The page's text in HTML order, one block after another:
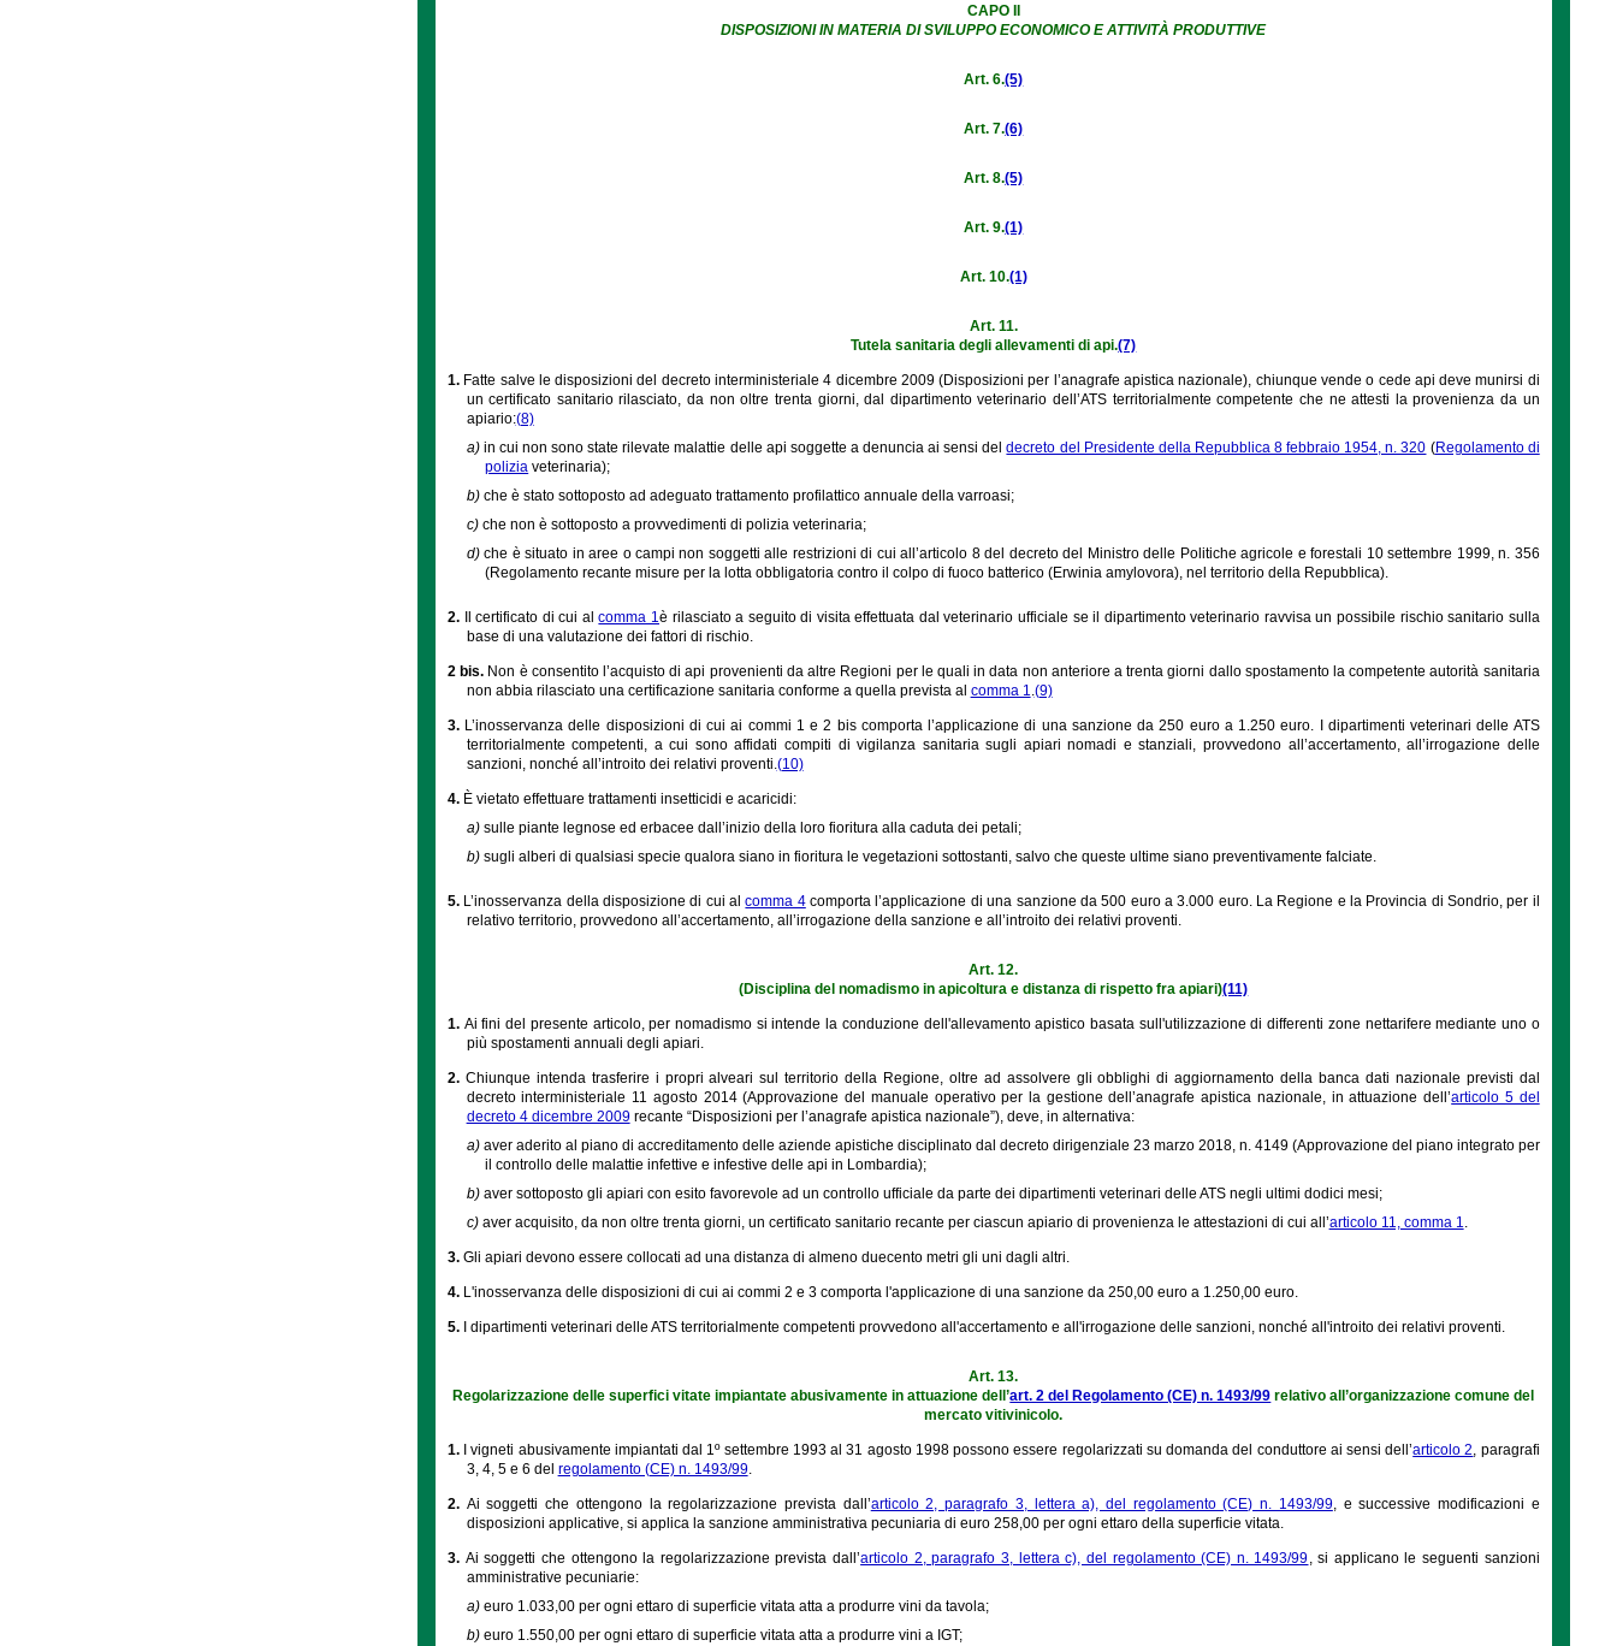
CAPO II
DISPOSIZIONI IN MATERIA DI SVILUPPO ECONOMICO E ATTIVITÀ PRODUTTIVE
Art. 6.(5)
Art. 7.(6)
Art. 8.(5)
Art. 9.(1)
Art. 10.(1)
Art. 11.
Tutela sanitaria degli allevamenti di api.(7)
1. Fatte salve le disposizioni del decreto interministeriale 4 dicembre 2009 (Disposizioni per l’anagrafe apistica nazionale), chiunque vende o cede api deve munirsi di
un certificato sanitario rilasciato, da non oltre trenta giorni, dal dipartimento veterinario dell’ATS territorialmente competente che ne attesti la provenienza da un
apiario:(8)
a) in cui non sono state rilevate malattie delle api soggette a denuncia ai sensi deldecreto del Presidente della Repubblica 8 febbraio 1954, n. 320 (Regolamento di
polizia veterinaria);
b) che è stato sottoposto ad adeguato trattamento profilattico annuale della varroasi;
c) che non è sottoposto a provvedimenti di polizia veterinaria;
d)che è situato in aree o campi non soggetti alle restrizioni di cui all’articolo 8 del decreto del Ministro delle Politiche agricole e forestali 10 settembre 1999, n. 356
(Regolamento recante misure per la lotta obbligatoria contro il colpo di fuoco batterico (Erwinia amylovora), nel territorio della Repubblica).
2. Il certificato di cui alcomma 1è rilasciato a seguito di visita effettuata dal veterinario ufficiale se il dipartimento veterinario ravvisa un possibile rischio sanitario sulla
base di una valutazione dei fattori di rischio.
2 bis. Non è consentito l’acquisto di api provenienti da altre Regioni per le quali in data non anteriore a trenta giorni dallo spostamento la competente autorità sanitaria
non abbia rilasciato una certificazione sanitaria conforme a quella prevista al comma 1.(9)
3. L’inosservanza delle disposizioni di cui ai commi 1 e 2 bis comporta l’applicazione di una sanzione da 250 euro a 1.250 euro. I dipartimenti veterinari delle ATS
territorialmente competenti, a cui sono affidati compiti di vigilanza sanitaria sugli apiari nomadi e stanziali, provvedono all’accertamento, all’irrogazione delle
sanzioni, nonché all’introito dei relativi proventi.(10)
4. È vietato effettuare trattamenti insetticidi e acaricidi:
a) sulle piante legnose ed erbacee dall’inizio della loro fioritura alla caduta dei petali;
b) sugli alberi di qualsiasi specie qualora siano in fioritura le vegetazioni sottostanti, salvo che queste ultime siano preventivamente falciate.
5. L’inosservanza della disposizione di cui alcomma 4comporta l’applicazione di una sanzione da 500 euro a 3.000 euro. La Regione e la Provincia di Sondrio, per il
relativo territorio, provvedono all’accertamento, all’irrogazione della sanzione e all’introito dei relativi proventi.
Art. 12.
(Disciplina del nomadismo in apicoltura e distanza di rispetto fra apiari)(11)
1. Ai fini del presente articolo, per nomadismo si intende la conduzione dell'allevamento apistico basata sull'utilizzazione di differenti zone nettarifere mediante uno o
più spostamenti annuali degli apiari.
2. Chiunque intenda trasferire i propri alveari sul territorio della Regione, oltre ad assolvere gli obblighi di aggiornamento della banca dati nazionale previsti dal
decreto interministeriale 11 agosto 2014 (Approvazione del manuale operativo per la gestione dell’anagrafe apistica nazionale, in attuazione dell’articolo 5 del
decreto 4 dicembre 2009recante “Disposizioni per l’anagrafe apistica nazionale”), deve, in alternativa:
a) aver aderito al piano di accreditamento delle aziende apistiche disciplinato dal decreto dirigenziale 23 marzo 2018, n. 4149 (Approvazione del piano integrato per
il controllo delle malattie infettive e infestive delle api in Lombardia);
b) aver sottoposto gli apiari con esito favorevole ad un controllo ufficiale da parte dei dipartimenti veterinari delle ATS negli ultimi dodici mesi;
c) aver acquisito, da non oltre trenta giorni, un certificato sanitario recante per ciascun apiario di provenienza le attestazioni di cui all’articolo 11, comma 1.
3. Gli apiari devono essere collocati ad una distanza di almeno duecento metri gli uni dagli altri.
4. L'inosservanza delle disposizioni di cui ai commi 2 e 3 comporta l'applicazione di una sanzione da 250,00 euro a 1.250,00 euro.
5. I dipartimenti veterinari delle ATS territorialmente competenti provvedono all'accertamento e all'irrogazione delle sanzioni, nonché all'introito dei relativi proventi.
Art. 13.
Regolarizzazione delle superfici vitate impiantate abusivamente in attuazione dell’art. 2 del Regolamento (CE) n. 1493/99 relativo all’organizzazione comune del
mercato vitivinicolo.
1. I vigneti abusivamente impiantati dal 1º settembre 1993 al 31 agosto 1998 possono essere regolarizzati su domanda del conduttore ai sensi dell’articolo 2, paragrafi
3, 4, 5 e 6 del regolamento (CE) n. 1493/99.
2. Ai soggetti che ottengono la regolarizzazione prevista dall’articolo 2, paragrafo 3, lettera a), del regolamento (CE) n. 1493/99, e successive modificazioni e
disposizioni applicative, si applica la sanzione amministrativa pecuniaria di euro 258,00 per ogni ettaro della superficie vitata.
3. Ai soggetti che ottengono la regolarizzazione prevista dall’articolo 2, paragrafo 3, lettera c), del regolamento (CE) n. 1493/99, si applicano le seguenti sanzioni
amministrative pecuniarie:
a) euro 1.033,00 per ogni ettaro di superficie vitata atta a produrre vini da tavola;
b) euro 1.550,00 per ogni ettaro di superficie vitata atta a produrre vini a IGT;